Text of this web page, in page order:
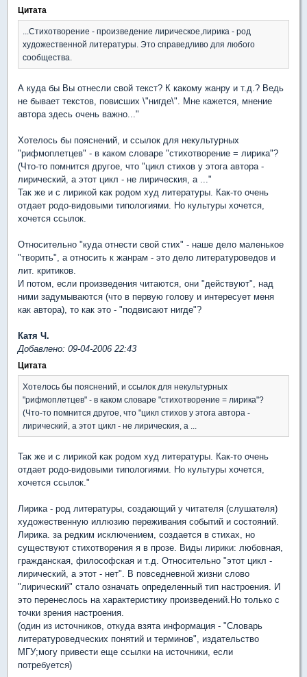
Цитата
...Стихотворение - произведение лирическое,лирика - род
художественной литературы. Это справедливо для любого
сообщества.
А куда бы Вы отнесли свой текст? К какому жанру и т.д.? Ведь
не бывает текстов, повисших \"нигде\". Мне кажется, мнение
автора здесь очень важно..."
Хотелось бы пояснений, и ссылок для некультурных
"рифмоплетцев" - в каком словаре "стихотворение = лирика"?
(Что-то помнится другое, что "цикл стихов у этога автора -
лирический, а этот цикл - не лирическия, а ..."
Так же и с лирикой как родом худ литературы. Как-то очень
отдает родо-видовыми типологиями. Но культуры хочется,
хочется ссылок.
Относительно "куда отнести свой стих" - наше дело маленькое
"творить", а относить к жанрам - это дело литературоведов и
лит. критиков.
И потом, если произведения читаются, они "действуют", над
ними задумываются (что в первую голову и интересует меня
как автора), то как это - "подвисают нигде"?
Катя Ч.
Добавлено: 09-04-2006 22:43
Цитата
Хотелось бы пояснений, и ссылок для некультурных
"рифмоплетцев" - в каком словаре "стихотворение = лирика"?
(Что-то помнится другое, что "цикл стихов у этога автора -
лирический, а этот цикл - не лирическия, а ...
Так же и с лирикой как родом худ литературы. Как-то очень
отдает родо-видовыми типологиями. Но культуры хочется,
хочется ссылок."
Лирика - род литературы, создающий у читателя (слушателя)
художественную иллюзию переживания событий и состояний.
Лирика. за редким исключением, создается в стихах, но
существуют стихотворения я в прозе. Виды лирики: любовная,
гражданская, философская и т.д. Относительно "этот цикл -
лирический, а этот - нет". В повседневной жизни слово
"лирический" стало означать определенный тип настроения. И
это перенеслось на характеристику произведений.Но только с
точки зрения настроения.
(один из источников, откуда взята информация - "Словарь
литературоведческих понятий и терминов", издательство
МГУ;могу привести еще ссылки на источники, если
потребуется)